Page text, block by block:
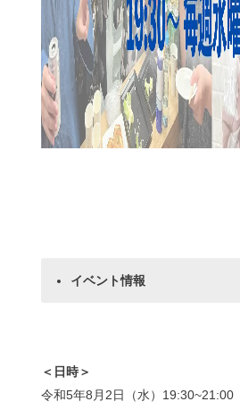
イベント情報
＜日時＞
令和5年8月2日（水）19:30~21:00